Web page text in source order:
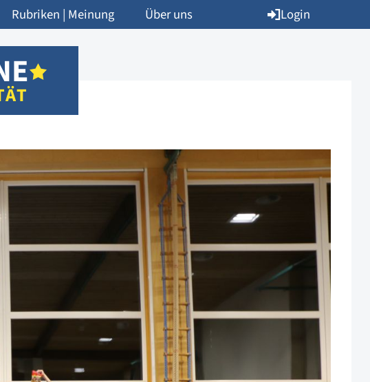
Rubriken | Meinung Über uns Login